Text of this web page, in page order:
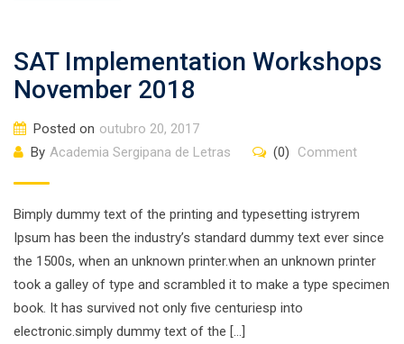
SAT Implementation Workshops
November 2018
Posted on outubro 20, 2017
By Academia Sergipana de Letras (0) Comment
Bimply dummy text of the printing and typesetting istryrem
Ipsum has been the industry’s standard dummy text ever since
the 1500s, when an unknown printer.when an unknown printer
took a galley of type and scrambled it to make a type specimen
book. It has survived not only five centuriesp into
electronic.simply dummy text of the […]